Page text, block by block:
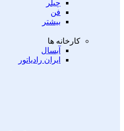
چیلر
فن
بیشتر
کارخانه ها
آبسال
ایران رادیاتور